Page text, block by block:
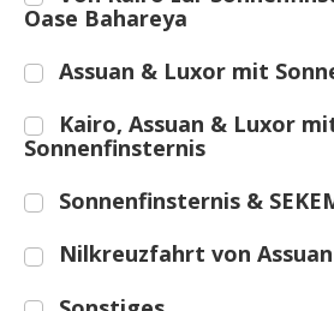
Oase Bahareya
Assuan & Luxor mit
Kairo, Assuan & Luxor
Sonnenfinsternis
Sonnenfinsternis &
Nilkreuzfahrt von